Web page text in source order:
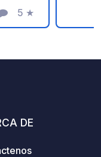
y
al
5
Calificación
★
chill
DE